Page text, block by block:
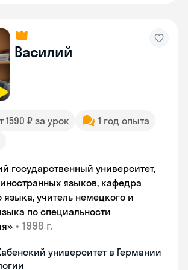
Василий
1590 ₽ за урок
1 год опыта
государственный университет,
иностранных языков, кафедра
языка, учитель немецкого и
по специальности
• 1998 г.
университет в Германии